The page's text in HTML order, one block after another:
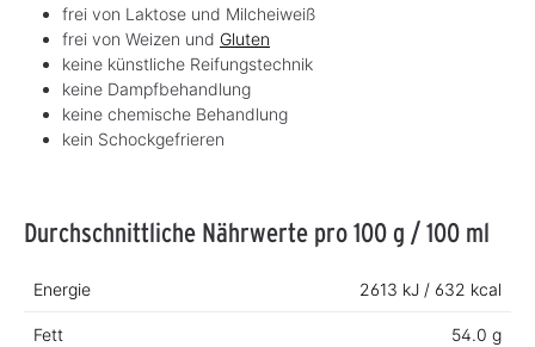
frei von Laktose und Milcheiweiß
frei von Weizen und Gluten
keine künstliche Reifungstechnik
keine Dampfbehandlung
keine chemische Behandlung
kein Schockgefrieren
Durchschnittliche Nährwerte pro 100 g / 100 ml
Energie 2613 kJ / 632 kcal
Fett
54.0 g